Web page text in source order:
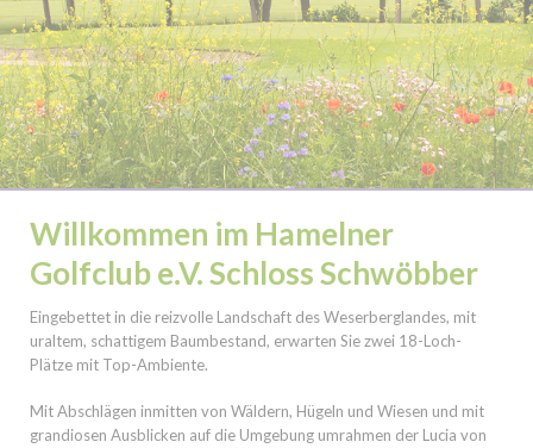
Willkommen im Hamelner
Golfclub e.V. Schloss Schwöbber
Eingebettet in die reizvolle Landschaft des Weserberglandes, mit
uraltem, schattigem Baumbestand, erwarten Sie zwei 18-Loch-
Plätze mit Top-Ambiente.
Mit Abschlägen inmitten von Wäldern, Hügeln und Wiesen und mit
grandiosen Ausblicken auf die Umgebung umrahmen der Lucia von